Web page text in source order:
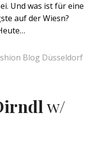
Und was ist für eine
auf der Wiesn?
w/